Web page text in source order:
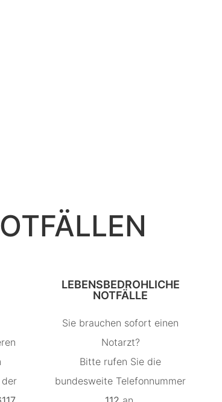
LEBENSBEDROHLICHE
NOTFÄLLE
Sie brauchen sofort einen
Notarzt?
Bitte rufen Sie die
bundesweite Telefonnummer